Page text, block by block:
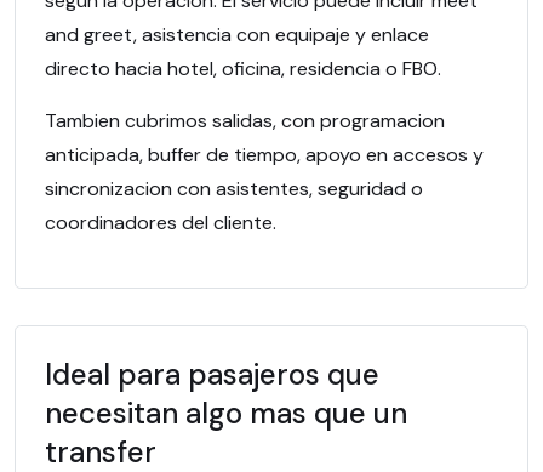
and greet, asistencia con equipaje y enlace
directo hacia hotel, oficina, residencia o FBO.
Tambien cubrimos salidas, con programacion
anticipada, buffer de tiempo, apoyo en accesos y
sincronizacion con asistentes, seguridad o
coordinadores del cliente.
Ideal para pasajeros que
necesitan algo mas que un
transfer